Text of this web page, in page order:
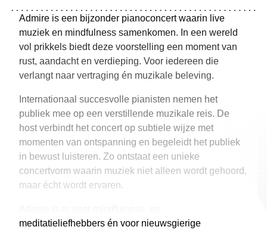
Admire is een bijzonder pianoconcert waarin live
muziek en mindfulness samenkomen. In een wereld
vol prikkels biedt deze voorstelling een moment van
rust, aandacht en verdieping. Voor iedereen die
verlangt naar vertraging én muzikale beleving.
Internationaal succesvolle pianisten nemen het
publiek mee op een verstillende muzikale reis. De
host verbindt het concert op subtiele wijze met
momenten van ontspanning en begeleidt het publiek
in bewust luisteren. Zo ontstaat een unieke
concertvorm waarin muziek niet alleen wordt gehoord,
maar écht wordt ervaren.
meditatieliefhebbers én voor nieuwsgierige